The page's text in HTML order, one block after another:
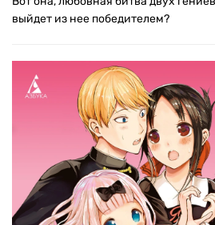
выйдет из нее победителем?